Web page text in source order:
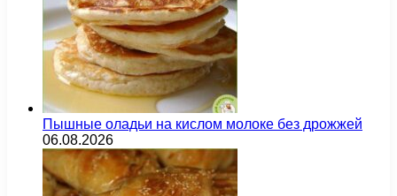
Пышные оладьи на кислом молоке без дрожжей
06.08.2026